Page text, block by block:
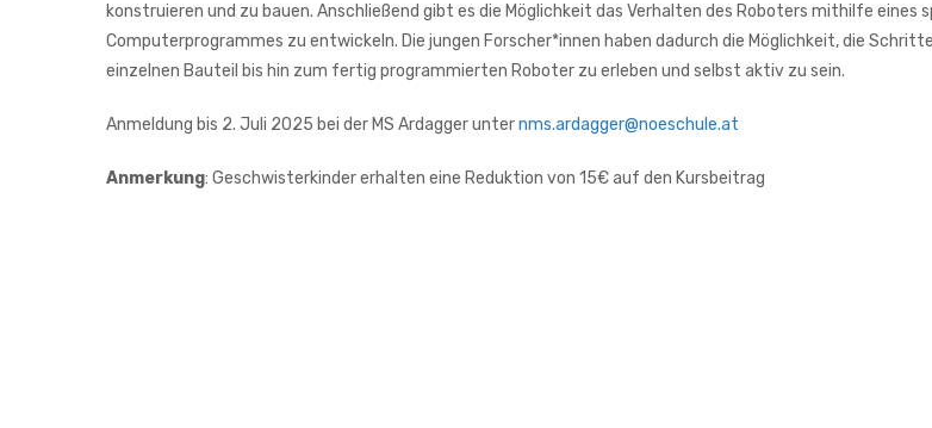
konstruieren und zu bauen. Anschließend gibt es die Möglichkeit das Verhalten des Roboters mithilfe eines
Computerprogrammes zu entwickeln. Die jungen Forscher*innen haben dadurch die Möglichkeit, die
einzelnen Bauteil bis hin zum fertig programmierten Roboter zu erleben und selbst aktiv zu sein.
Anmeldung bis 2. Juli 2025 bei der MS Ardagger unternms.ardagger@noeschule.at
Anmerkung: Geschwisterkinder erhalten eine Reduktion von 15€ auf den Kursbeitrag